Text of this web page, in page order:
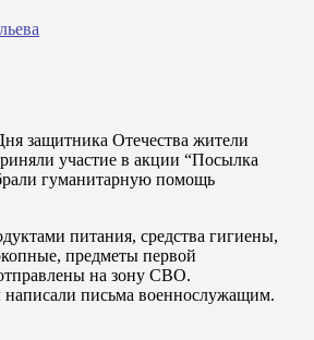
защитника Отечества жители
участие в акции “Посылка
гуманитарную помощь
питания, средства гигиены,
предметы первой
на зону СВО.
письма военнослужащим.